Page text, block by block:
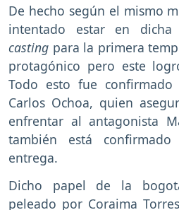
De hecho según el mismo
intentado estar en
casting para la primera
protagónico pero este
Todo esto fue
Carlos Ochoa, quien
enfrentar al antagonista
también está
entrega.
Dicho papel de la
peleado por Coraima